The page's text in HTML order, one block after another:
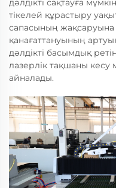
дәлдікті сақтауға
тікелей құрастыру
сапасының
қанағаттануының
дәлдікті басымдық
лазерлік тақшаны
айналады.